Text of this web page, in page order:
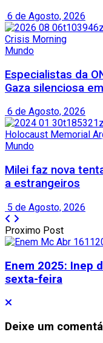
6 de Agosto, 2026
Mundo
Especialistas da
Gaza silenciosa
6 de Agosto, 2026
Mundo
Milei faz nova
a estrangeiros
5 de Agosto, 2026
Proximo Post
Enem 2025: Inep
sexta-feira
Deixe um